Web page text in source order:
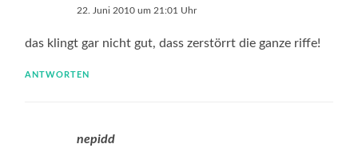
22. Juni 2010 um 21:01 Uhr
das klingt gar nicht gut, dass zerstörrt die ganze riffe!
ANTWORTEN
nepidd